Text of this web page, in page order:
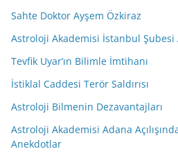
Sahte Doktor Ayşem Özkiraz
Astroloji Akademisi İstanbul Şubesi
Tevfik Uyar’ın Bilimle İmtihanı
İstiklal Caddesi Terör Saldırısı
Astroloji Bilmenin Dezavantajları
Astroloji Akademisi Adana
Anekdotlar